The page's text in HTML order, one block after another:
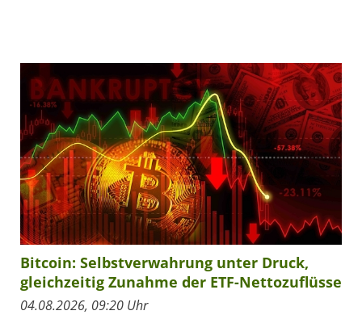
Bitcoin: Selbstverwahrung unter Druck,
gleichzeitig Zunahme der ETF-Nettozuflüsse
04.08.2026, 09:20 Uhr